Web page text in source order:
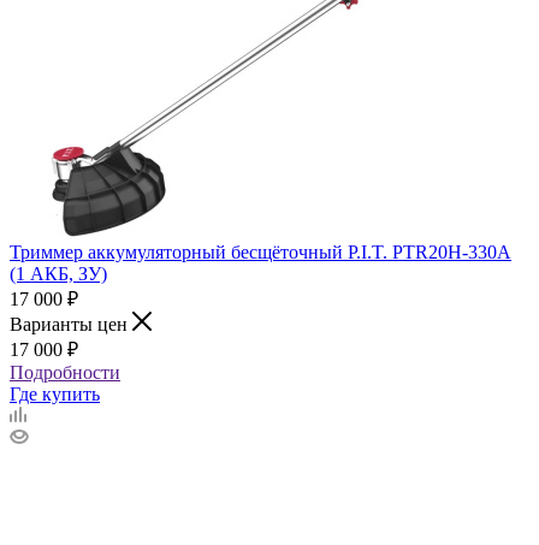
Триммер аккумуляторный бесщёточный P.I.T. PTR20H-330A
(1 АКБ, ЗУ)
17 000 ₽
Варианты цен
17 000 ₽
Подробности
Где купить